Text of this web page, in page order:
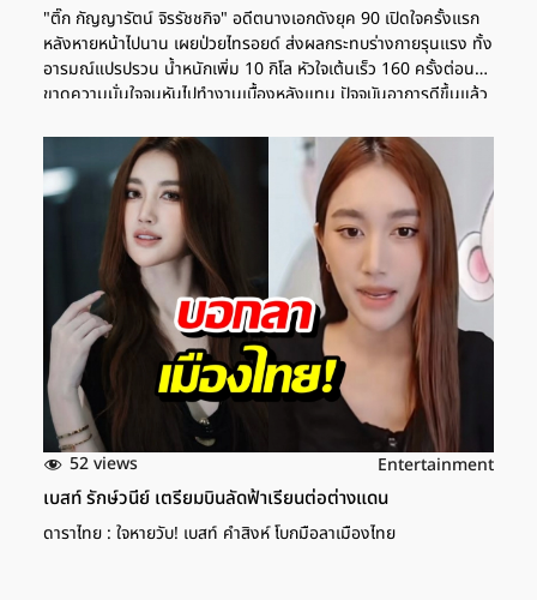
"ติ๊ก กัญญารัตน์ จิรรัชชกิจ" อดีตนางเอกดังยุค 90 เปิดใจครั้งแรก
หลังหายหน้าไปนาน เผยป่วยไทรอยด์ ส่งผลกระทบร่างกายรุนแรง ทั้ง
อารมณ์แปรปรวน น้ำหนักเพิ่ม 10 กิโล หัวใจเต้นเร็ว 160 ครั้งต่อนาที
ขาดความมั่นใจจนหันไปทำงานเบื้องหลังแทน ปัจจุบันอาการดีขึ้นแล้ว
52 views Entertainment
เบสท์ รักษ์วนีย์ เตรียมบินลัดฟ้าเรียนต่อต่างแดน
ดาราไทย : ใจหายวับ! เบสท์ คำสิงห์ โบกมือลาเมืองไทย